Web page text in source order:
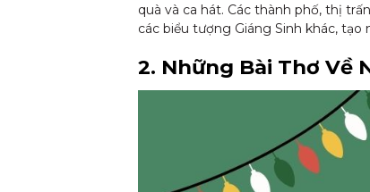
quà và ca hát. Các thành phố, thị
các biểu tượng Giáng Sinh khác,
2. Những Bài Thơ Về